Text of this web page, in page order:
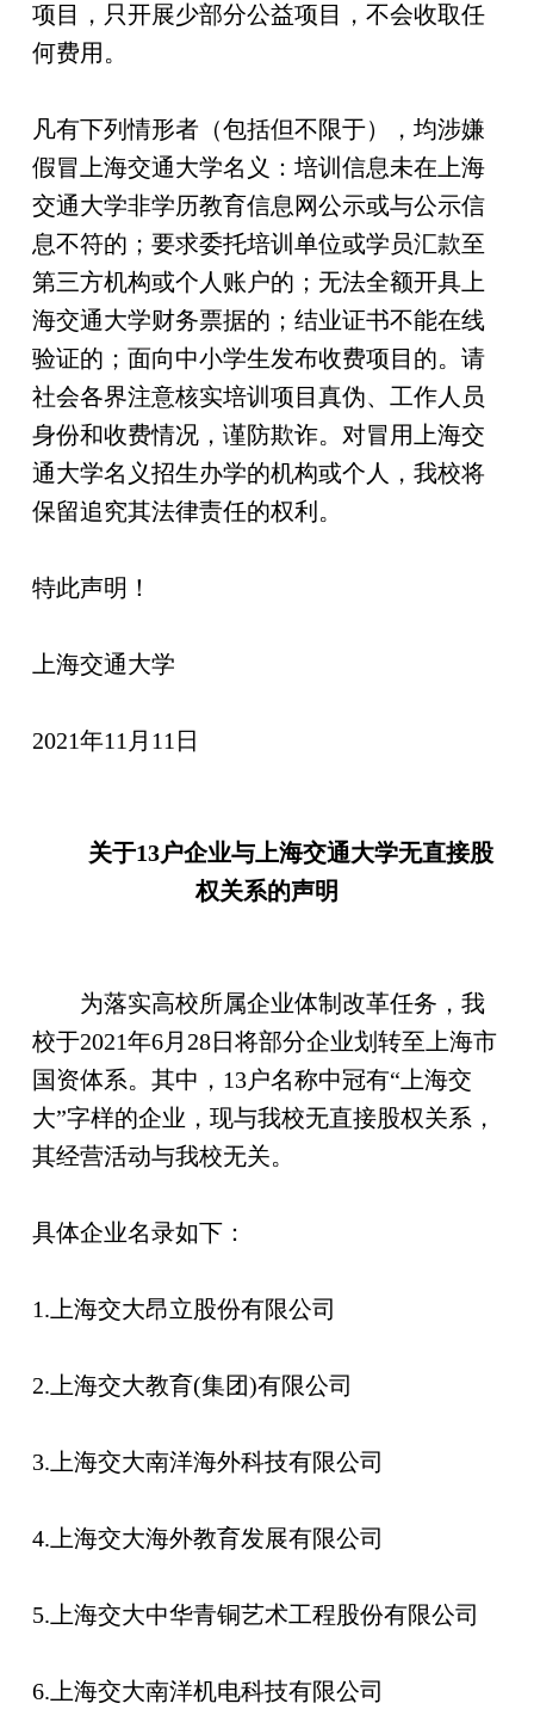
项目，只开展少部分公益项目，不会收取任
何费用。
凡有下列情形者（包括但不限于），均涉嫌
假冒上海交通大学名义：培训信息未在上海
交通大学非学历教育信息网公示或与公示信
息不符的；要求委托培训单位或学员汇款至
第三方机构或个人账户的；无法全额开具上
海交通大学财务票据的；结业证书不能在线
验证的；面向中小学生发布收费项目的。请
社会各界注意核实培训项目真伪、工作人员
身份和收费情况，谨防欺诈。对冒用上海交
通大学名义招生办学的机构或个人，我校将
保留追究其法律责任的权利。
特此声明！
上海交通大学
2021年11月11日
关于13户企业与上海交通大学无直接股
权关系的声明
为落实高校所属企业体制改革任务，我
校于2021年6月28日将部分企业划转至上海市
国资体系。其中，13户名称中冠有“上海交
大”字样的企业，现与我校无直接股权关系，
其经营活动与我校无关。
具体企业名录如下：
1.上海交大昂立股份有限公司
2.上海交大教育(集团)有限公司
3.上海交大南洋海外科技有限公司
4.上海交大海外教育发展有限公司
5.上海交大中华青铜艺术工程股份有限公司
6.上海交大南洋机电科技有限公司